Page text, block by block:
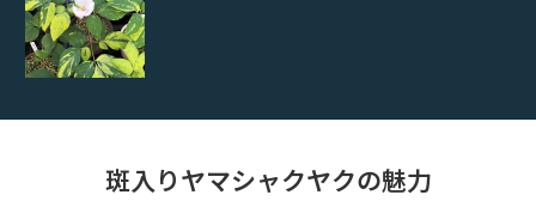
斑入りヤマシャクヤクの魅力